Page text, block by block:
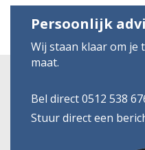
Persoonlijk
Wij staan klaar om je
maat.
Bel direct 0512 538
Stuur direct een